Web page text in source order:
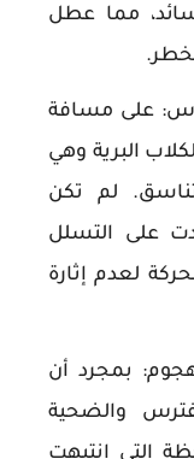
مما عطل
على مسافة
البرية وهي
لم تكن
على التسلل
لعدم إثارة
بمجرد أن
والضحية
التي انتبهت